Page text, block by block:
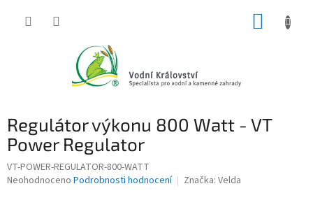
Regulátor výkonu 800 Watt - VT
Power Regulator
VT-POWER-REGULATOR-800-WATT
Průměrné
Neohodnoceno Podrobnosti hodnocení Značka: Velda